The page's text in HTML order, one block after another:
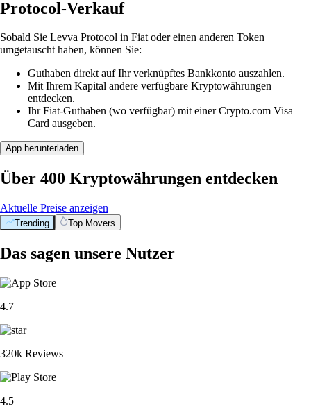
Protocol-Verkauf
Sobald Sie Levva Protocol in Fiat oder einen anderen Token
umgetauscht haben, können Sie:
Guthaben direkt auf Ihr verknüpftes Bankkonto auszahlen.
Mit Ihrem Kapital andere verfügbare Kryptowährungen
entdecken.
Ihr Fiat-Guthaben (wo verfügbar) mit einer Crypto.com Visa
Card ausgeben.
App herunterladen
Über 400 Kryptowährungen entdecken
Aktuelle Preise anzeigen
Trending Top Movers
Das sagen unsere Nutzer
4.7
320k Reviews
4.5